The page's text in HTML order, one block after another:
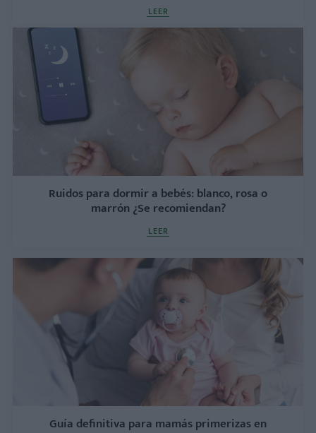
LEER
Ruidos para dormir a bebés: blanco, rosa o
marrón ¿Se recomiendan?
LEER
Guía definitiva para mamás primerizas en